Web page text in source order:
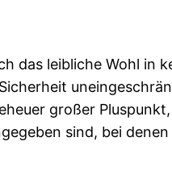
das leibliche Wohl in
großer
sind, bei